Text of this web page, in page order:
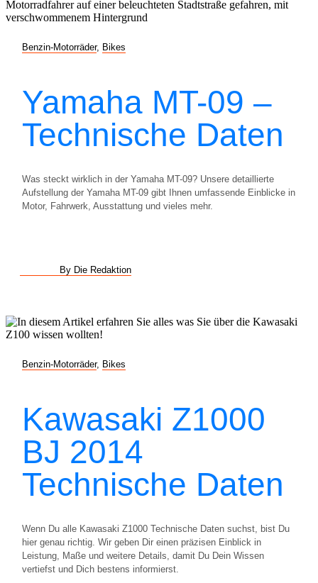
Benzin-Motorräder, Bikes
Yamaha MT-09 –
Technische Daten
Was steckt wirklich in der Yamaha MT-09? Unsere detaillierte
Aufstellung der Yamaha MT-09 gibt Ihnen umfassende Einblicke in
Motor, Fahrwerk, Ausstattung und vieles mehr.
By Die Redaktion
Benzin-Motorräder, Bikes
Kawasaki Z1000
BJ 2014
Technische Daten
Wenn Du alle Kawasaki Z1000 Technische Daten suchst, bist Du
hier genau richtig. Wir geben Dir einen präzisen Einblick in
Leistung, Maße und weitere Details, damit Du Dein Wissen
vertiefst und Dich bestens informierst.